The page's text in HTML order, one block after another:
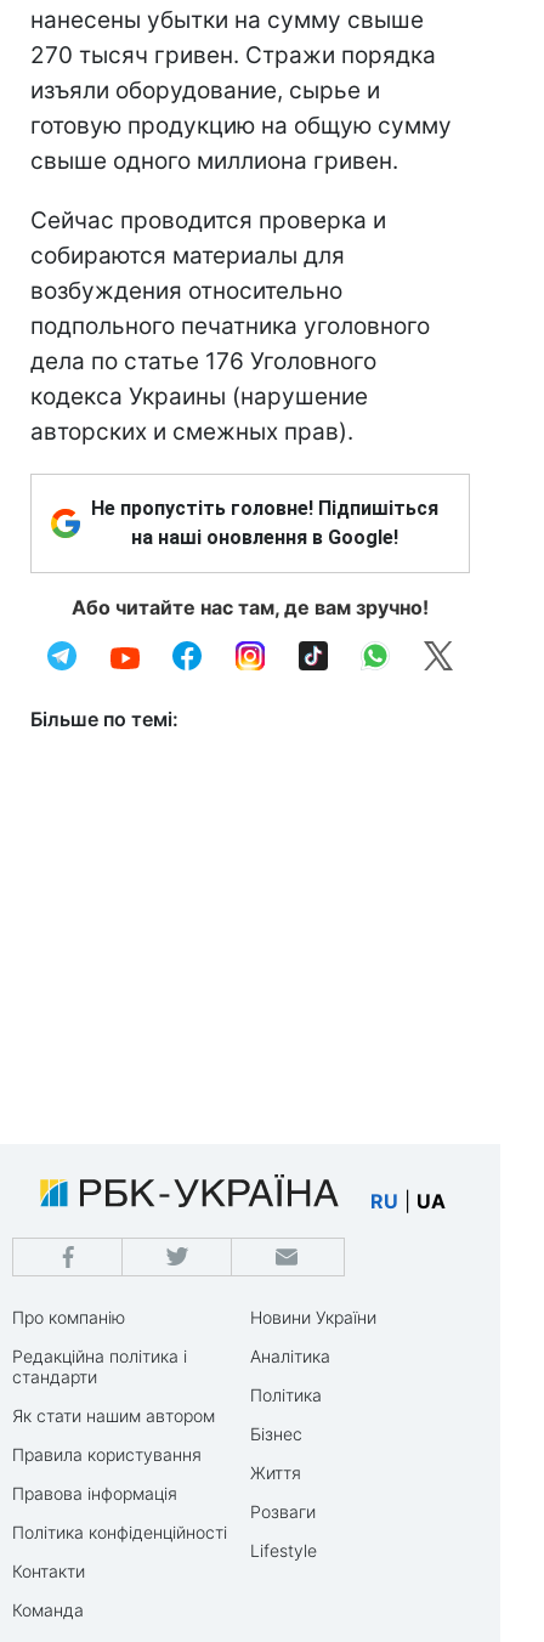
нанесены убытки на сумму свыше
270 тысяч гривен. Стражи порядка
изъяли оборудование, сырье и
готовую продукцию на общую сумму
свыше одного миллиона гривен.
Сейчас проводится проверка и
собираются материалы для
возбуждения относительно
подпольного печатника уголовного
дела по статье 176 Уголовного
кодекса Украины (нарушение
авторских и смежных прав).
Не пропустіть головне! Підпишіться
на наші оновлення в Google!
Або читайте нас там, де вам зручно!
Більше по темі:
RU UA
Про компанію
Редакційна політика і
стандарти
Як стати нашим автором
Правила користування
Правова інформація
Політика конфіденційності
Контакти
Команда
Новини України
Аналітика
Політика
Бізнес
Життя
Розваги
Lifestyle